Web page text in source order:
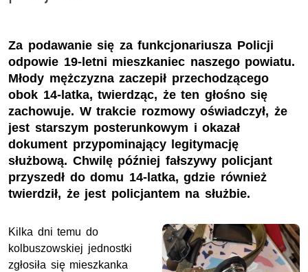
Za podawanie się za funkcjonariusza Policji
odpowie 19-letni mieszkaniec naszego powiatu.
Młody mężczyzna zaczepił przechodzącego
obok 14-latka, twierdząc, że ten głośno się
zachowuje. W trakcie rozmowy oświadczył, że
jest starszym posterunkowym i okazał
dokument przypominający legitymację
służbową. Chwilę później fałszywy policjant
przyszedł do domu 14-latka, gdzie również
twierdził, że jest policjantem na służbie.
Kilka dni temu do
kolbuszowskiej jednostki
zgłosiła się mieszkanka